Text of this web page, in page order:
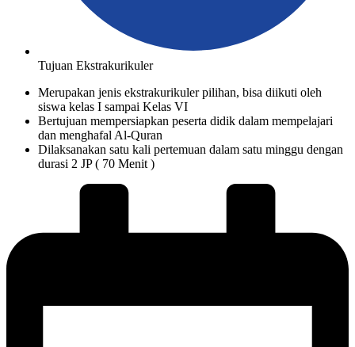
Tujuan Ekstrakurikuler
Merupakan jenis ekstrakurikuler pilihan, bisa diikuti oleh
siswa kelas I sampai Kelas VI
Bertujuan mempersiapkan peserta didik dalam mempelajari
dan menghafal Al-Quran
Dilaksanakan satu kali pertemuan dalam satu minggu dengan
durasi 2 JP ( 70 Menit )